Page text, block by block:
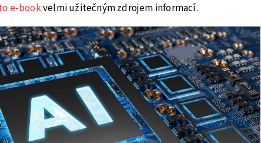
e-bookvelmi užitečným zdrojem informací.